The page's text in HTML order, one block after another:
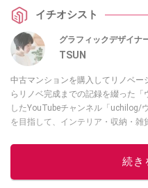
ください。イチオシスト
グラフィックデザイナ
TSUN
中古マンションを購入してリノベ
らリノベ完成までの記録を綴った
したYouTubeチャンネル「uchilog/
を目指して、インテリア・収納・
匹。・第9回ESSEインテリアグラン
続き